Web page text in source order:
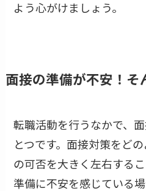
よう心がけましょう。
面接の準備が不安！そ
転職活動を行うなかで、
とつです。面接対策をど
の可否を大きく左右する
準備に不安を感じている